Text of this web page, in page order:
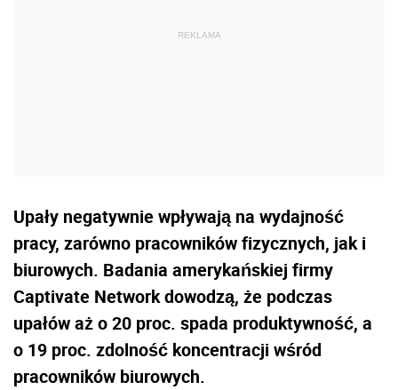
Upały negatywnie wpływają na wydajność
pracy, zarówno pracowników fizycznych, jak i
biurowych. Badania amerykańskiej firmy
Captivate Network dowodzą, że podczas
upałów aż o 20 proc. spada produktywność, a
o 19 proc. zdolność koncentracji wśród
pracowników biurowych.